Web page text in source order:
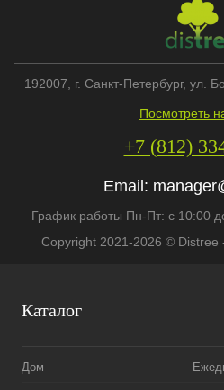
Каталог
Дом
192007 , г. Санкт-Петербург, ул.
Посмотреть
+7 (812)
Email:
График работы Пн-Пт: с 10:00
Copyright 2021-2026 ©